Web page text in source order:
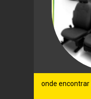
onde